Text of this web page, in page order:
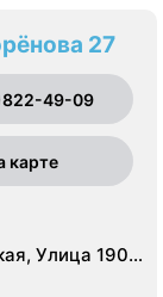
27
49-09
карте
Улица 1905